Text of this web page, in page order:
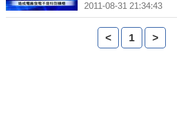
2011-08-31 21:34:43
< 1 >